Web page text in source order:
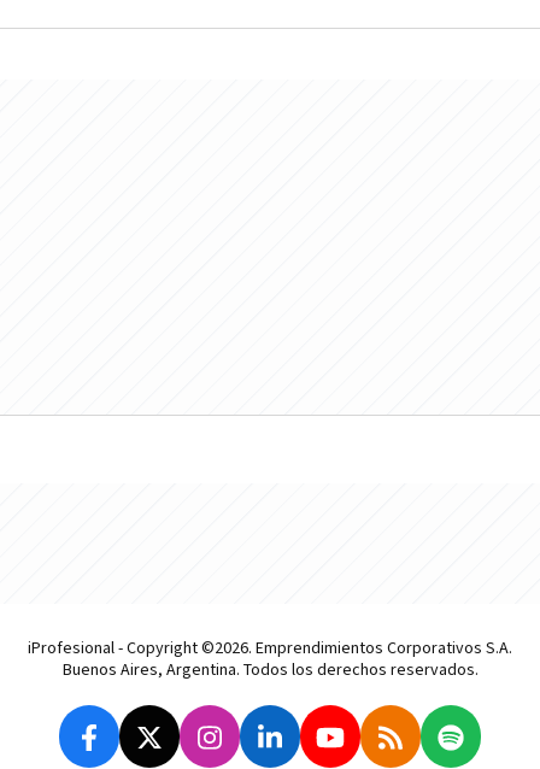
iProfesional - Copyright ©2026. Emprendimientos Corporativos S.A.
Buenos Aires, Argentina. Todos los derechos reservados.